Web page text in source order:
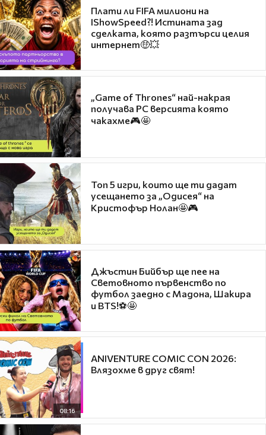
Плати ли FIFA милиони на
IShowSpeed?! Истината зад
сделката, която разтърси целия
интернет🤑💥
„Game of Thrones“ най-накрая
получава PC версията която
чакахме🎮🤩
Топ 5 игри, които ще ти дадат
усещането за „Одисея“ на
Кристофър Нолан🤩🎮
Джъстин Бийбър ще пее на
Световното първенство по
футбол заедно с Мадона, Шакира
и BTS!⚽🤩
08:16
ANIVENTURE COMIC CON 2026:
Влязохме в друг свят!